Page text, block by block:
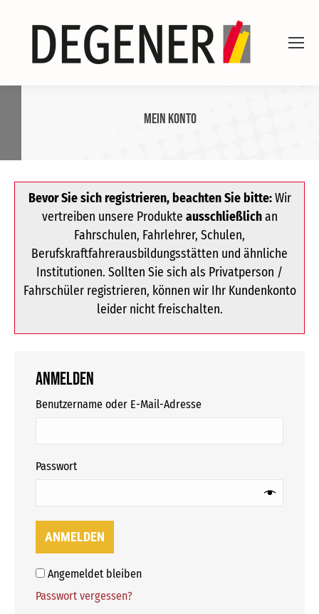
Mein Konto
Bevor Sie sich registrieren, beachten Sie bitte:Wir
vertreiben unsere Produkte ausschließlichan
Fahrschulen, Fahrlehrer, Schulen,
Berufskraftfahrerausbildungsstätten und ähnliche
Institutionen. Sollten Sie sich als Privatperson /
Fahrschüler registrieren, können wir Ihr Kundenkonto
leider nicht freischalten.
Anmelden
Benutzername oder E-Mail-Adresse
Passwort
ANMELDEN
Angemeldet bleiben
Passwort vergessen?